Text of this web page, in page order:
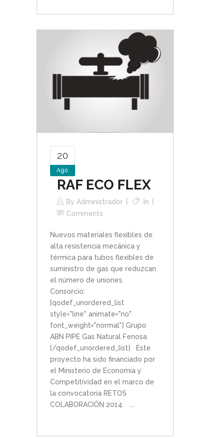
20
Ago
RAF ECO FLEX
By Administrador
In
Comments
Nuevos materiales flexibles de
alta resistencia mecánica y
térmica para tubos flexibles de
suministro de gas que reduzcan
el número de uniones.
Consorcio:
[qodef_unordered_list
style="line" animate="no"
font_weight="normal"] Grupo
ABN PIPE Gas Natural Fenosa
[/qodef_unordered_list] Este
proyecto ha sido financiado por
el Ministerio de Economía y
Competitividad en el marco de
la convocatoria RETOS
COLABORACIÓN 2014. ...